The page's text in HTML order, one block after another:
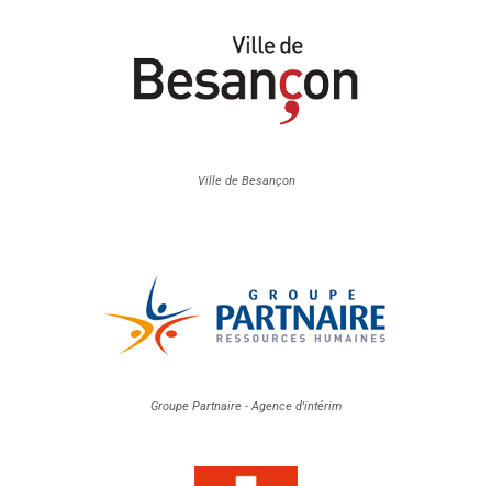
Ville de Besançon
Groupe Partnaire - Agence d'intérim